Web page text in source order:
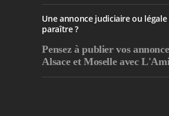
Une annonce judiciaire ou légale
paraître ?
Pensez à publiervos
Alsace et Moselle avec